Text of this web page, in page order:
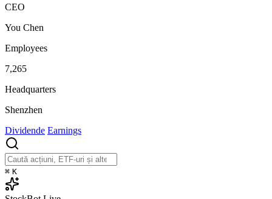
CEO
You Chen
Employees
7,265
Headquarters
Shenzhen
Dividende Earnings
⌘ K